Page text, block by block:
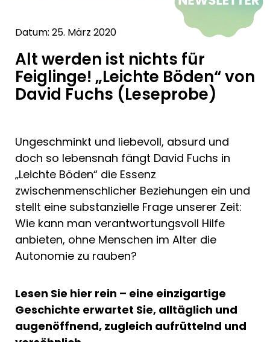
Datum: 25. März 2020
Alt werden ist nichts für
Feiglinge! „Leichte Böden“ von
David Fuchs (Leseprobe)
Ungeschminkt und liebevoll, absurd und
doch so lebensnah fängt David Fuchs in
„Leichte Böden“ die Essenz
zwischenmenschlicher Beziehungen ein und
stellt eine substanzielle Frage unserer Zeit:
Wie kann man verantwortungsvoll Hilfe
anbieten, ohne Menschen im Alter die
Autonomie zu rauben?
Lesen Sie hier rein – eine einzigartige
Geschichte erwartet Sie, alltäglich und
augenöffnend, zugleich aufrüttelnd und